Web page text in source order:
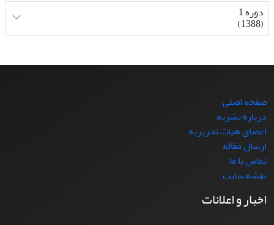
دوره 1
(1388)
صفحه اصلی
درباره نشریه
اعضای هیات تحریریه
ارسال مقاله
تماس با ما
نقشه سایت
اخبار و اعلانات